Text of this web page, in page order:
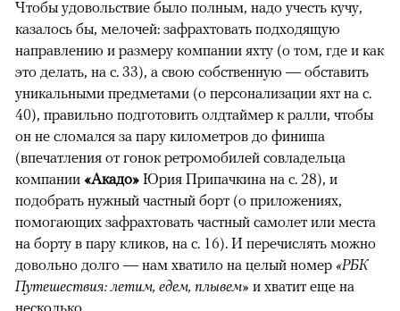
Чтобы удовольствие было полным, надо учесть кучу,
казалось бы, мелочей: зафрахтовать подходящую
направлению и размеру компании яхту (о том, где и как
это делать, на с. 33), а свою собственную — обставить
уникальными предметами (о персонализации яхт на с.
40), правильно подготовить олдтаймер к ралли, чтобы
он не сломался за пару километров до финиша
(впечатления от гонок ретромобилей совладельца
компании «Акадо» Юрия Припачкина на с. 28), и
подобрать нужный частный борт (о приложениях,
помогающих зафрахтовать частный самолет или места
на борту в пару кликов, на с. 16). И перечислять можно
довольно долго — нам хватило на целый номер «РБК
Путешествия: летим, едем, плывем» и хватит еще на
несколько.